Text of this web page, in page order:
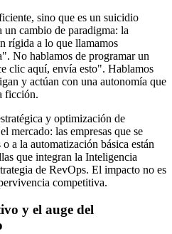
sino que es un suicidio
un cambio de paradigma: la
rígida a lo que llamamos
No hablamos de programar un
clic aquí, envía esto". Hablamos
y actúan con una autonomía que
ficción.
y optimización de
mercado: las empresas que se
a la automatización básica están
que integran la Inteligencia
de RevOps. El impacto no es
competitiva.
y el auge del